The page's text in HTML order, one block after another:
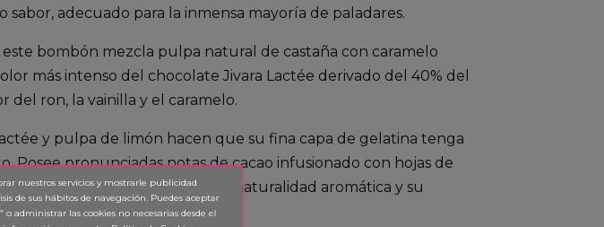
adecuado para la inmensa mayoría de paladares.
este bombón mezcla pulpa natural de castaña con caramelo
más intenso del chocolate Jivara Lactée derivado del 40% del
del ron, la vainilla y el caramelo.
y pulpa de limón hacen que su fina capa de gelatina tenga
pronunciadas notas de cacao infusionado con hojas de
carácter. Sorprende por su naturalidad aromática y su
nuestros servicios y mostrarle publicidad
de sus hábitos de navegación. Puedes aceptar
administrar las cookies no necesarias desde el